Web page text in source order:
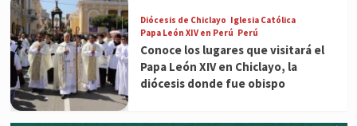
Diócesis de Chiclayo Iglesia Católica
Papa León XIV en Perú Perú
Conoce los lugares que visitará el
Papa León XIV en Chiclayo, la
diócesis donde fue obispo